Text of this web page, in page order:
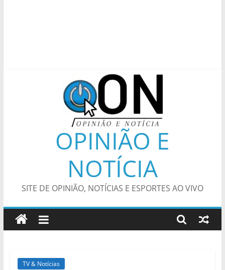
OPINIÃO E
NOTÍCIA
SITE DE OPINIÃO, NOTÍCIAS E ESPORTES AO VIVO
TV & Notícias